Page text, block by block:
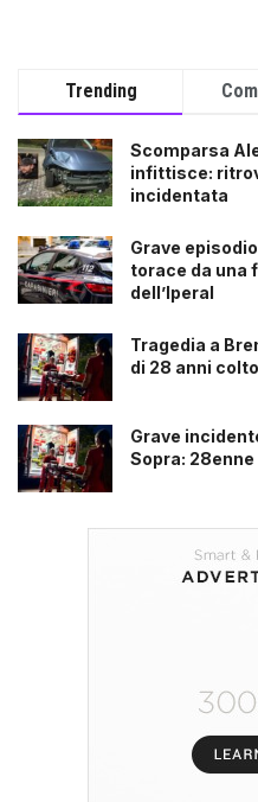
Trending
Scomparsa
infittisce:
incidentata
Grave
torace da una
dell’Iperal
Tragedia a
di 28 anni
Grave
Sopra: